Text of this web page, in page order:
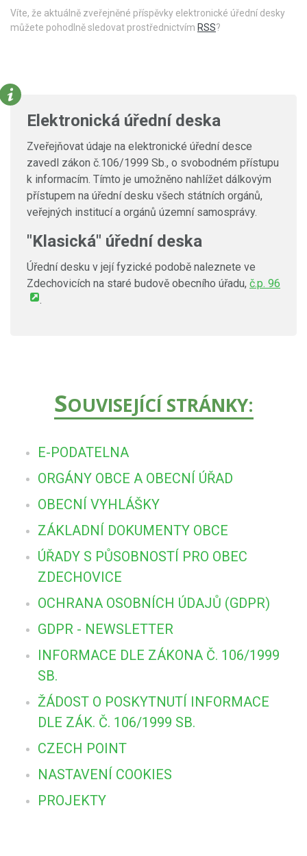
Víte, že aktuálně zveřejněné příspěvky elektronické úřední desky
můžete pohodlně sledovat prostřednictvím RSS?
Elektronická úřední deska
Zveřejňovat údaje na elektronické úřední desce
zavedl zákon č.106/1999 Sb., o svobodném přístupu
k informacím. Tímto je umožněno nahlížet dálkovým
přístupem na úřední desku všech státních orgánů,
veřejných institucí a orgánů územní samosprávy.
"Klasická" úřední deska
Úřední desku v její fyzické podobě naleznete ve
Zdechovicích na staré budově obecního úřadu, č.p. 96
.
SOUVISEJÍCÍ STRÁNKY:
E-PODATELNA
ORGÁNY OBCE A OBECNÍ ÚŘAD
OBECNÍ VYHLÁŠKY
ZÁKLADNÍ DOKUMENTY OBCE
ÚŘADY S PŮSOBNOSTÍ PRO OBEC
ZDECHOVICE
OCHRANA OSOBNÍCH ÚDAJŮ (GDPR)
GDPR - NEWSLETTER
INFORMACE DLE ZÁKONA Č. 106/1999
SB.
ŽÁDOST O POSKYTNUTÍ INFORMACE
DLE ZÁK. Č. 106/1999 SB.
CZECH POINT
NASTAVENÍ COOKIES
PROJEKTY